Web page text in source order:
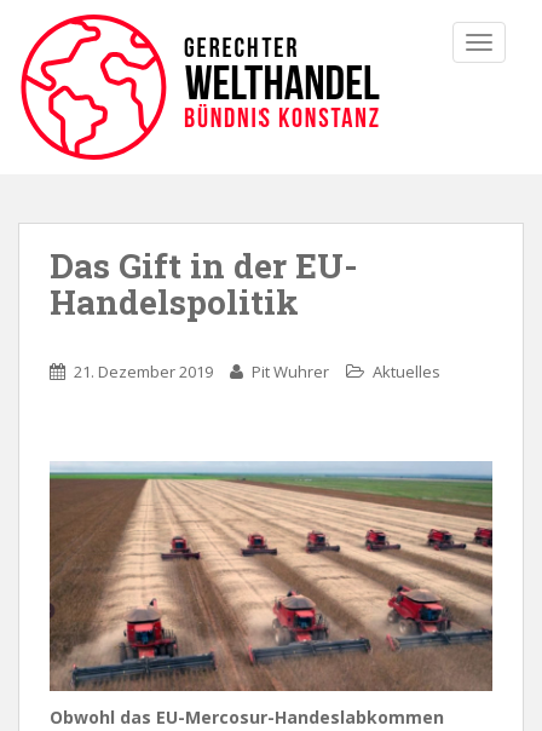
Das Gift in der EU-
Handelspolitik
21. Dezember 2019 Pit Wuhrer Aktuelles
Obwohl das EU-Mercosur-Handeslabkommen